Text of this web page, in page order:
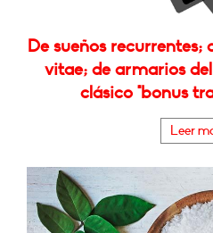
De sueños
vitae; de armarios
clásico "bonus
Leer